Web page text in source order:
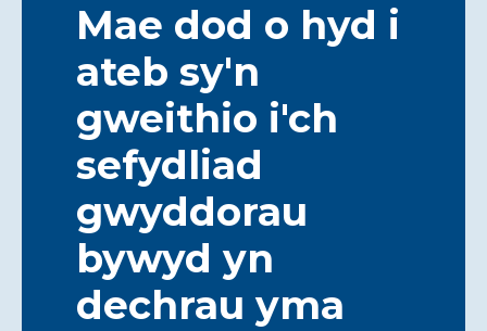
Mae dod o hyd i
ateb sy'n
gweithio i'ch
sefydliad
gwyddorau
bywyd yn
dechrau yma